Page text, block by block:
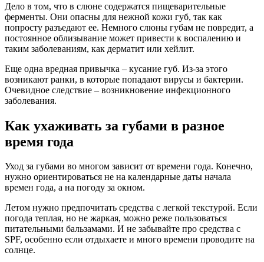
Дело в том, что в слюне содержатся пищеварительные
ферменты. Они опасны для нежной кожи губ, так как
попросту разъедают ее. Немного слюны губам не повредит, а
постоянное облизывание может привести к воспалению и
таким заболеваниям, как дерматит или хейлит.
Еще одна вредная привычка – кусание губ. Из-за этого
возникают ранки, в которые попадают вирусы и бактерии.
Очевидное следствие – возникновение инфекционного
заболевания.
Как ухаживать за губами в разное
время года
Уход за губами во многом зависит от времени года. Конечно,
нужно ориентироваться не на календарные даты начала
времен года, а на погоду за окном.
Летом нужно предпочитать средства с легкой текстурой. Если
погода теплая, но не жаркая, можно реже пользоваться
питательными бальзамами. И не забывайте про средства с
SPF, особенно если отдыхаете и много времени проводите на
солнце.